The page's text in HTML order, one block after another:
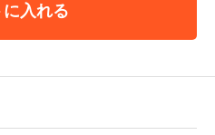
に入れる